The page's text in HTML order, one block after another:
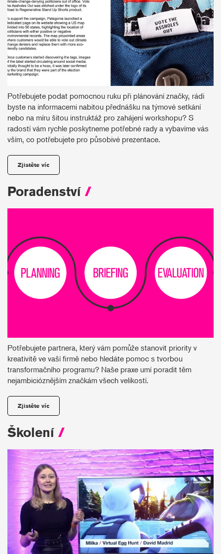
Potřebujete podat pomocnou ruku při plánování značky, rádi
byste na informacemi nabitou přednášku na týmové setkání
nebo na míru šitou instruktáž pro zahájení workshopu? S
radostí vám rychle poskytneme potřebné rady a vybavíme vás
vším, co potřebujete pro působivé prezentace.
Zjistěte víc
Poradenství /
Potřebujete partnera, který vám pomůže stanovit priority v
kreativitě ve vaší firmě nebo hledáte pomoc s tvorbou
transformačního programu? Naše praxe umí poradit těm
nejambicióznějším značkám všech velikostí.
Zjistěte víc
Školení /